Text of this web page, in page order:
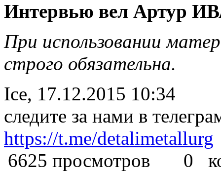
Интервью вел Артур
При использовании
строго обязательна.
Ice, 17.12.2015 10:34
следите за нами в
https://t.me/detalimetallurg
6625 просмотров
0